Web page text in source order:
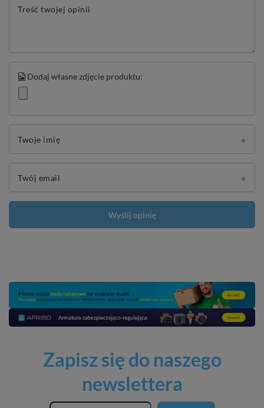
Treść twojej opinii
Dodaj własne zdjęcie produktu:
Twoje imię
Twój email
Wyślij opinię
Zapisz się do naszego
newslettera